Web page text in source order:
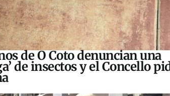
de O Coto denuncian una
de insectos y el Concello